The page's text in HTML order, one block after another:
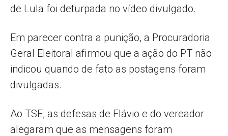
de Lula foi deturpada no vídeo divulgado.
Em parecer contra a punição, a Procuradoria
Geral Eleitoral afirmou que a ação do PT não
indicou quando de fato as postagens foram
divulgadas.
Ao TSE, as defesas de Flávio e do vereador
alegaram que as mensagens foram